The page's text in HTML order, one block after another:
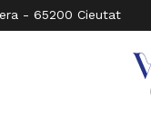
- 65200 Cieutat